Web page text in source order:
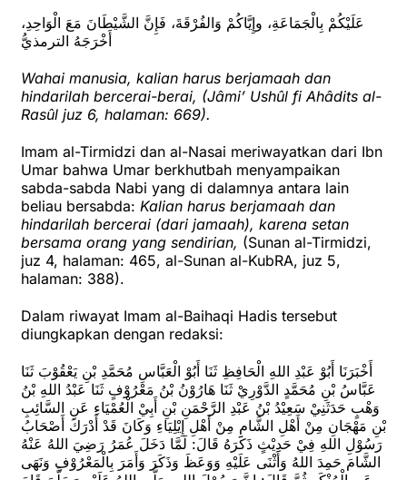
عَلَيْكُمْ بِالْجَمَاعَةِ، وإِيَّاكُمْ وَالفُرْقَةَ، فَإِنَّ الشَّيْطَانَ مَعَ الْوَاحِدِ،
أَخْرَجَهُ الترمذيُّ
Wahai manusia, kalian harus berjamaah dan
hindarilah bercerai-berai, (Jâmi’ Ushûl fi Ahâdits al-
Rasûl juz 6, halaman: 669).
Imam al-Tirmidzi dan al-Nasai meriwayatkan dari Ibn
Umar bahwa Umar berkhutbah menyampaikan
sabda-sabda Nabi yang di dalamnya antara lain
beliau bersabda: Kalian harus berjamaah dan
hindarilah bercerai (dari jamaah), karena setan
bersama orang yang sendirian, (Sunan al-Tirmidzi,
juz 4, halaman: 465, al-Sunan al-KubRA, juz 5,
halaman: 388).
Dalam riwayat Imam al-Baihaqi Hadis tersebut
diungkapkan dengan redaksi:
أَخْبَرَنَا أَبُوْ عَبْدِ اللهِ الْحَافِظِ ثَنَا أَبُوْ الْعَبَّاسِ مُحَمَّدِ بْنِ يَعْقُوْبَ ثَنَا
عَبَّاسُ بْنِ مُحَمَّدٍ الدَّوْرِيْ ثَنَا هَارُوْنُ بْنُ مَعْرُوْفٍ ثَنَا عَبْدُ اللهِ بْنُ
وَهْبٍ حَدَثَنِيْ سَعِيْدُ بْنُ عَبْدِ الرَّحْمَنِ بْنِ أَبِيْ الْعُمْيَاءِ عَنِ السَّائِبِ
بْنِ مَهْجَانِ مِنْ أَهْلِ الشَّامِ مِنْ أَهْلِ إِيْلِيَاءِ وَكَانَ قَدْ أَدْرَكَ أَصْحَابُ
رَسُوْلِ اللهِ فِيْ حَدِيْثٍ ذَكَرَهُ قَالَ: لَمَّا دَخَلَ عُمَرُ رَضِيَ اللهُ عَنْهُ
الشَّامَ حَمِدَ اللهُ وَأَثْنَى عَلَيْهِ وَوَعَظَ وَذَكَرَ وَأَمَرَ بِالْمَعْرُوْفِ وَنَهَى